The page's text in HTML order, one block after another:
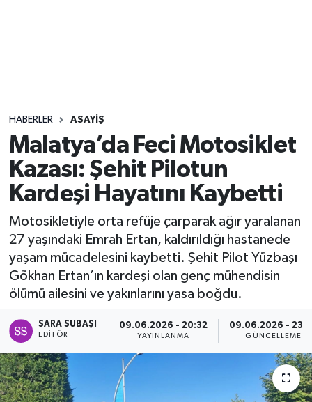
HABERLER ASAYIŞ
Malatya’da Feci Motosiklet
Kazası: Şehit Pilotun
Kardeşi Hayatını Kaybetti
Motosikletiyle orta refüje çarparak ağır yaralanan
27 yaşındaki Emrah Ertan, kaldırıldığı hastanede
yaşam mücadelesini kaybetti. Şehit Pilot Yüzbaşı
Gökhan Ertan’ın kardeşi olan genç mühendisin
ölümü ailesini ve yakınlarını yasa boğdu.
SARA SUBAŞI
EDITÖR
09.06.2026 - 20:32
YAYINLANMA
09.06.2026 -
GÜNCELLEME
Yaşam